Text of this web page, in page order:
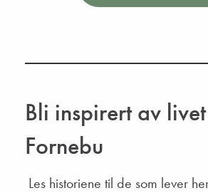
Bli inspirert av
Fornebu
Les historiene til de som lever